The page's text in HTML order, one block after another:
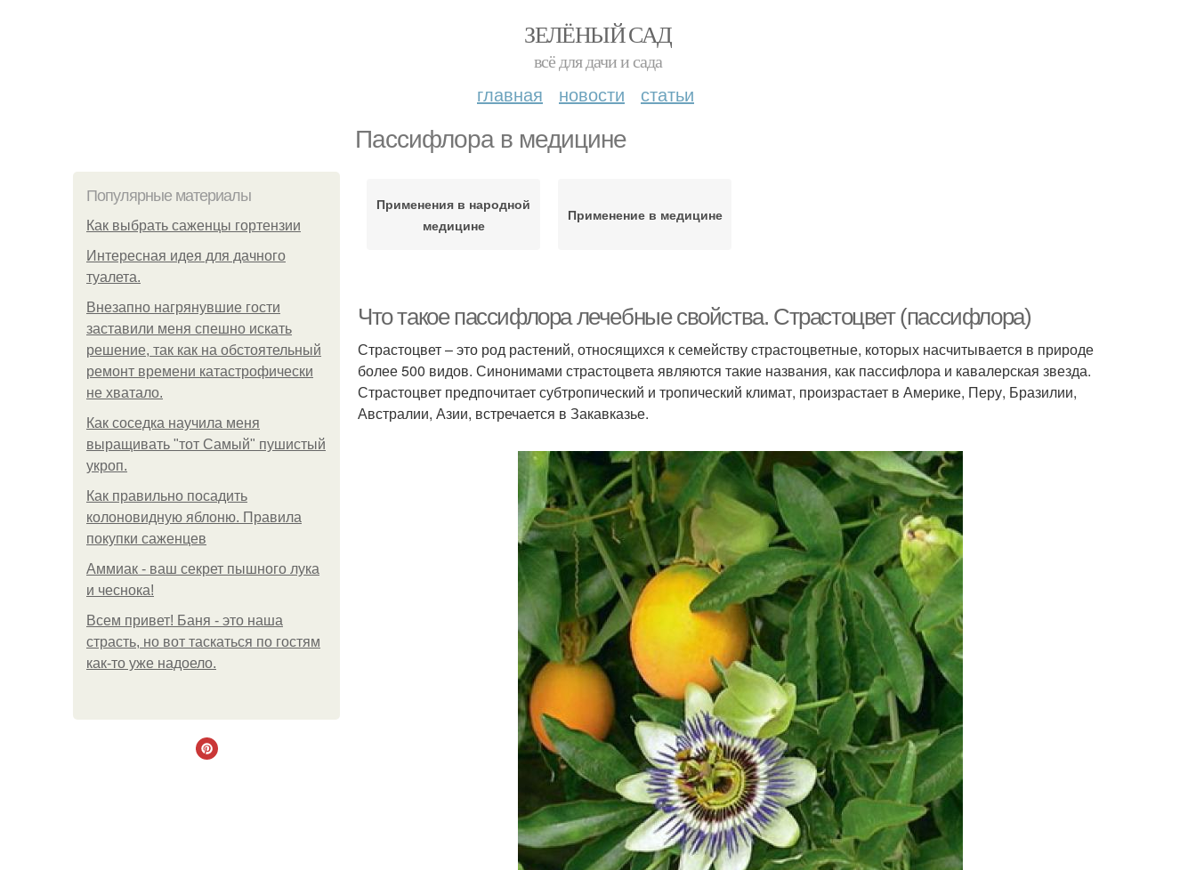
ЗЕЛЁНЫЙ САД
всё для дачи и сада
главная новости статьи
Пассифлора в медицине
Популярные материалы
Как выбрать саженцы гортензии
Интересная идея для дачного
туалета.
Внезапно нагрянувшие гости
заставили меня спешно искать
решение, так как на обстоятельный
ремонт времени катастрофически
не хватало.
Как соседка научила меня
выращивать "тот Самый" пушистый
укроп.
Как правильно посадить
колоновидную яблоню. Правила
покупки саженцев
Аммиак - ваш секрет пышного лука
и чеснока!
Всем привет! Баня - это наша
страсть, но вот таскаться по гостям
как-то уже надоело.
Применения в народной
медицине
Применение в медицине
Что такое пассифлора лечебные свойства. Страстоцвет (пассифлора)
Страстоцвет – это род растений, относящихся к семейству страстоцветные, которых насчитывается в природе
более 500 видов. Синонимами страстоцвета являются такие названия, как пассифлора и кавалерская звезда.
Страстоцвет предпочитает субтропический и тропический климат, произрастает в Америке, Перу, Бразилии,
Австралии, Азии, встречается в Закавказье.